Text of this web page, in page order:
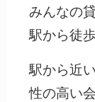
みんなの
駅から徒
駅から近
性の高い